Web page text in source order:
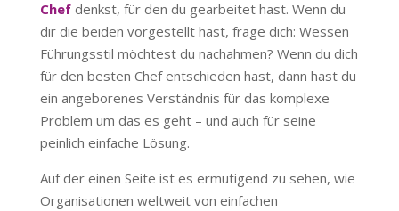
Chefdenkst, für den du gearbeitet hast. Wenn du
dir die beiden vorgestellt hast, frage dich: Wessen
Führungsstil möchtest du nachahmen? Wenn du dich
für den besten Chef entschieden hast, dann hast du
ein angeborenes Verständnis für das komplexe
Problem um das es geht – und auch für seine
peinlich einfache Lösung.
Auf der einen Seite ist es ermutigend zu sehen, wie
Organisationen weltweit von einfachen